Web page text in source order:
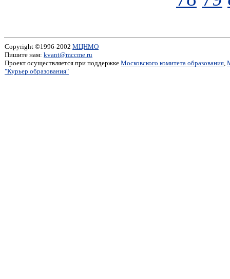
Copyright ©1996-2002 МЦНМО
Пишите нам: kvant@mccme.ru
Проект осуществляется при поддержке Московского комитета образования,
"Курьер образования"